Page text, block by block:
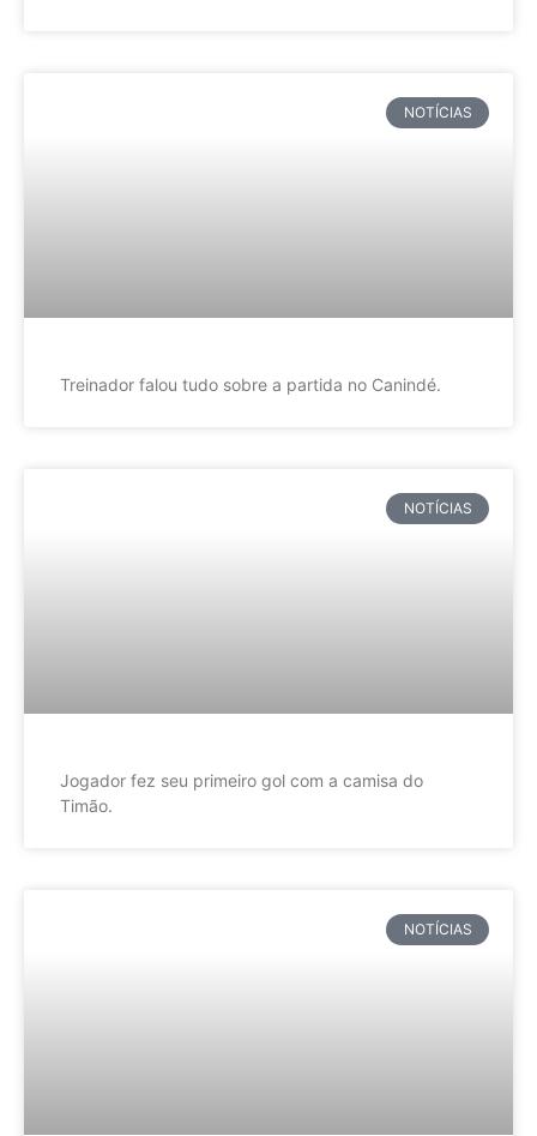
NOTÍCIAS
Treinador falou tudo sobre a partida no Canindé.
NOTÍCIAS
Jogador fez seu primeiro gol com a camisa do
Timão.
NOTÍCIAS